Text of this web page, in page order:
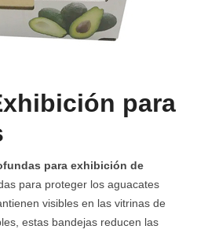
para
para exhibición de
para proteger los aguacates
visibles en las vitrinas de
estas bandejas reducen las